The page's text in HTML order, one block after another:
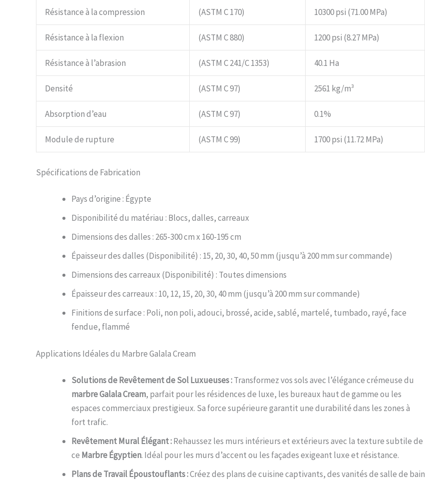
Résistance à la compression (ASTM C 170) 10300 psi (71.00 MPa)
Résistance à la flexion (ASTM C 880) 1200 psi (8.27 MPa)
Résistance à l’abrasion (ASTM C 241/C 1353) 40.1 Ha
Densité (ASTM C 97) 2561 kg/m³
Absorption d’eau (ASTM C 97) 0.1%
Module de rupture (ASTM C 99) 1700 psi (11.72 MPa)
Spécifications de Fabrication
Pays d’origine : Égypte
Disponibilité du matériau : Blocs, dalles, carreaux
Dimensions des dalles : 265-300 cm x 160-195 cm
Épaisseur des dalles (Disponibilité) : 15, 20, 30, 40, 50 mm (jusqu’à 200 mm sur commande)
Dimensions des carreaux (Disponibilité) : Toutes dimensions
Épaisseur des carreaux : 10, 12, 15, 20, 30, 40 mm (jusqu’à 200 mm sur commande)
Finitions de surface : Poli, non poli, adouci, brossé, acide, sablé, martelé, tumbado, rayé, face
fendue, flammé
Applications Idéales du Marbre Galala Cream
Solutions de Revêtement de Sol Luxueuses :Transformez vos sols avec l’élégance crémeuse du
marbre Galala Cream, parfait pour les résidences de luxe, les bureaux haut de gamme ou les
espaces commerciaux prestigieux. Sa force supérieure garantit une durabilité dans les zones à
fort trafic.
Revêtement Mural Élégant :Rehaussez les murs intérieurs et extérieurs avec la texture subtile de
ce Marbre Égyptien. Idéal pour les murs d’accent ou les façades exigeant luxe et résistance.
Plans de Travail Époustouflants :Créez des plans de cuisine captivants, des vanités de salle de bain